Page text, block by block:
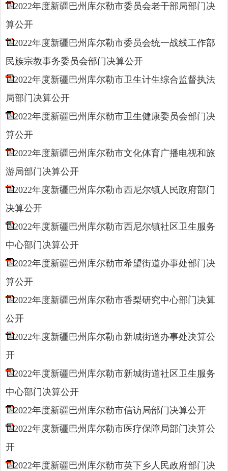
2022年度新疆巴州库尔勒市委员会老干部局部门决
算公开
2022年度新疆巴州库尔勒市委员会统一战线工作部
民族宗教事务委员会部门决算公开
2022年度新疆巴州库尔勒市卫生计生综合监督执法
局部门决算公开
2022年度新疆巴州库尔勒市卫生健康委员会部门决
算公开
2022年度新疆巴州库尔勒市文化体育广播电视和旅
游局部门决算公开
2022年度新疆巴州库尔勒市西尼尔镇人民政府部门
决算公开
2022年度新疆巴州库尔勒市西尼尔镇社区卫生服务
中心部门决算公开
2022年度新疆巴州库尔勒市希望街道办事处部门决
算公开
2022年度新疆巴州库尔勒市香梨研究中心部门决算
公开
2022年度新疆巴州库尔勒市新城街道办事处决算公
开
2022年度新疆巴州库尔勒市新城街道社区卫生服务
中心部门决算公开
2022年度新疆巴州库尔勒市信访局部门决算公开
2022年度新疆巴州库尔勒市医疗保障局部门决算公
开
2022年度新疆巴州库尔勒市英下乡人民政府部门决